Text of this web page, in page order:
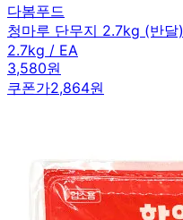
다봄푸드
청마루 단무지 2.7kg (반달)
2.7kg / EA
3,580원
쿠폰가2,864원